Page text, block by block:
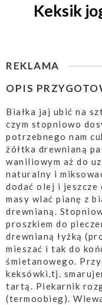
Keksik
REKLAMA
OPIS
Białka jaj ubić na
czym stopniowo
potrzebnego nam
żółtka drewnianą
waniliowym aż do
naturalny i
dodać olej i jeszcze
masy wlać pianę z
drewnianą.
proszkiem do
drewnianą łyżką
mieszać i tak do
śmietanowego.
keksówki,tj.
tartą. Piekarnik
(termoobieg).